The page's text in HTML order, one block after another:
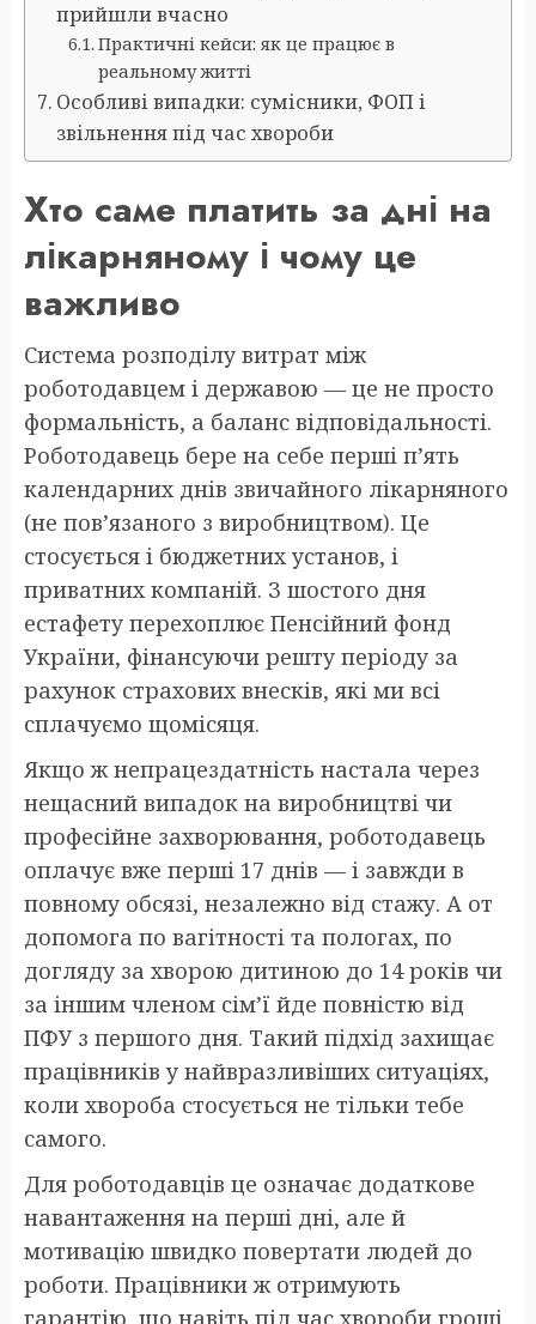
прийшли вчасно
Практичні кейси: як це працює в
реальному житті
Особливі випадки: сумісники, ФОП і
звільнення під час хвороби
Хто саме платить за дні на
лікарняному і чому це
важливо
Система розподілу витрат між
роботодавцем і державою — це не просто
формальність, а баланс відповідальності.
Роботодавець бере на себе перші п’ять
календарних днів звичайного лікарняного
(не пов’язаного з виробництвом). Це
стосується і бюджетних установ, і
приватних компаній. З шостого дня
естафету перехоплює Пенсійний фонд
України, фінансуючи решту періоду за
рахунок страхових внесків, які ми всі
сплачуємо щомісяця.
Якщо ж непрацездатність настала через
нещасний випадок на виробництві чи
професійне захворювання, роботодавець
оплачує вже перші 17 днів — і завжди в
повному обсязі, незалежно від стажу. А от
допомога по вагітності та пологах, по
догляду за хворою дитиною до 14 років чи
за іншим членом сім’ї йде повністю від
ПФУ з першого дня. Такий підхід захищає
працівників у найвразливіших ситуаціях,
коли хвороба стосується не тільки тебе
самого.
Для роботодавців це означає додаткове
навантаження на перші дні, але й
мотивацію швидко повертати людей до
роботи. Працівники ж отримують